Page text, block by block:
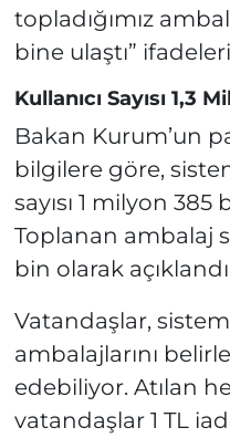
topladığımız
bine ulaştı”
Kullanıcı Sayısı 1,3
Bakan Kurum’un
bilgilere göre,
sayısı 1 milyon 385
Toplanan ambalaj
bin olarak
Vatandaşlar,
ambalajlarını
edebiliyor. Atılan
vatandaşlar 1 TL